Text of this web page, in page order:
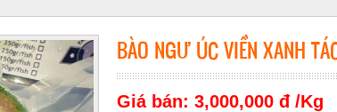
BÀO NGƯ ÚC VIỀN XANH
Giá bán: 3,000,000 đ /Kg